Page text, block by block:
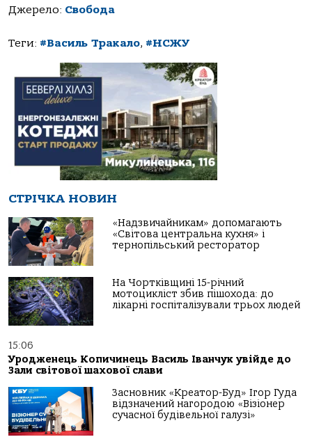
Джерело: Свобода
Теги: #Василь Тракало, #НСЖУ
СТРІЧКА НОВИН
«Надзвичайникам» допомагають
«Світова центральна кухня» і
тернопільський ресторатор
На Чортківщині 15-річний
мотоцикліст збив пішохода: до
лікарні госпіталізували трьох людей
15:06
Уродженець Копичинець Василь Іванчук увійде до
Зали світової шахової слави
Засновник «Креатор-Буд» Ігор Гуда
відзначений нагородою «Візіонер
сучасної будівельної галузі»